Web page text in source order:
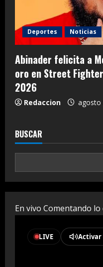
Deportes Noticias
Abinader felicita a
oro en Street
2026
Redaccion agosto
BUSCAR
En vivo Comentando lo